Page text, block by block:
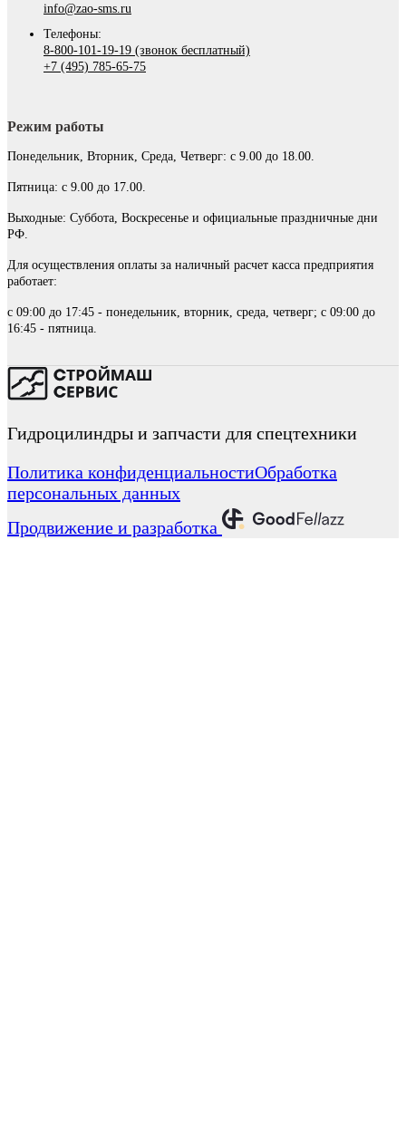
info@zao-sms.ru
Телефоны:
8-800-101-19-19 (звонок бесплатный)
+7 (495) 785-65-75
Режим работы
Понедельник, Вторник, Среда, Четверг: с 9.00 до 18.00.
Пятница: с 9.00 до 17.00.
Выходные: Суббота, Воскресенье и официальные праздничные дни
РФ.
Для осуществления оплаты за наличный расчет касса предприятия
работает:
с 09:00 до 17:45 - понедельник, вторник, среда, четверг; с 09:00 до
16:45 - пятница.
Гидроцилиндры и запчасти для спецтехники
Политика конфиденциальностиОбработка
персональных данных
Продвижение и разработка